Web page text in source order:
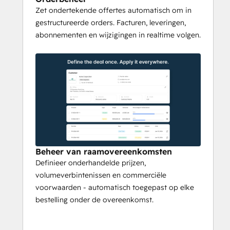
integratie
Qwoty integreert naadloos met
toonaangevende
CRM-systemen
Salesforce en HubSpot, zodat
vertegenwoordigers kunnen werken waar
en factureringssystemen
zoals SAP,
NetSuite, Sage, Odoo, Stripe en Chargebee
- zodat offertes, orders en facturen in lijn
blijven met je hele inkomstenstapel.
Gebouwd voor snelle
implementatie
In tegenstelling tot legacy CPQ-oplossingen
die maanden nodig hebben om te
Zet ondertekende offertes automatisch om in
gestructureerde orders. Facturen, leveringen,
abonnementen en wijzigingen in realtime volgen.
Beheer van raamovereenkomsten
Definieer onderhandelde prijzen,
volumeverbintenissen en commerciële
voorwaarden - automatisch toegepast op elke
bestelling onder de overeenkomst.